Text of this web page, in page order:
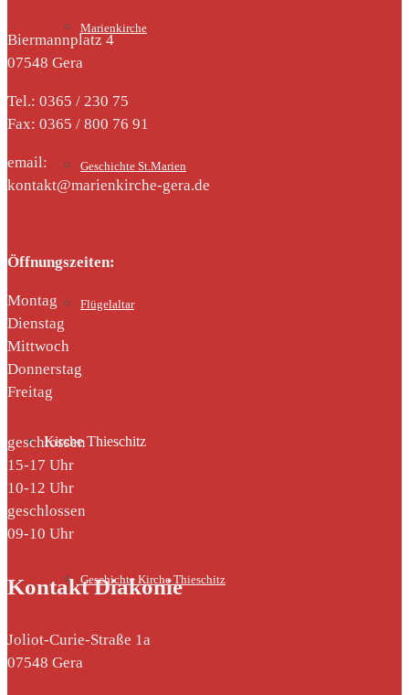
Marienkirche
Geschichte St.Marien
Flügelaltar
Kirche Thieschitz
Geschichte Kirche Thieschitz
Biermannplatz 4
07548 Gera
Tel.: 0365 / 230 75
Fax: 0365 / 800 76 91
email:
kontakt@marienkirche-gera.de
Öffnungszeiten:
Montag
Dienstag
Mittwoch
Donnerstag
Freitag
geschlossen
15-17 Uhr
10-12 Uhr
geschlossen
09-10 Uhr
Kontakt Diakonie
Joliot-Curie-Straße 1a
07548 Gera